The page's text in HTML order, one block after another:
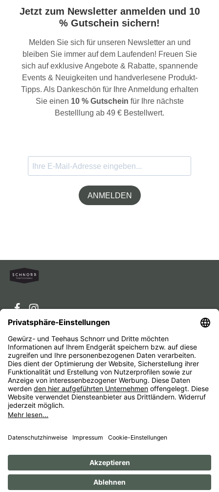
Jetzt zum Newsletter anmelden und 10
% Gutschein sichern!
Melden Sie sich für unseren Newsletter an und
bleiben Sie immer auf dem Laufenden! Freuen Sie
sich auf exklusive Angebote & Rabatte, spannende
Events & Neuigkeiten und handverlesene Produkt-
Tipps. Als Dankeschön für Ihre Anmeldung erhalten
Sie einen 10 % Gutschein für Ihre nächste
Bestelllung ab 49 € Bestellwert.
ANMELDEN
Service-Hotline
Service
Unternehmen
Alle Preise inkl. gesetzl. Mehrwertsteuer zzgl.
anders angegeben.
© 1956 - 2026 Gewürz- und Teehaus Schnorr - with
ImpressumAGBWiderrufsbelehrungenDatenschutz
Barrierefreiheit